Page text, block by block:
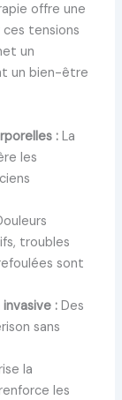
offre une
tensions
un
un bien-être
:La
les
troubles
sont
:Des
sans
la
les